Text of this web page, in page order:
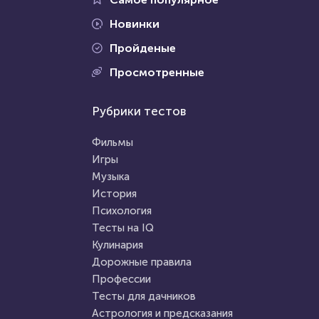
Проходили 15379 раз
вопросов по знаменитым
Пройти тест
17 марта 2021 17733
Тест на умственную
3 января 2021
Рубрики тестов
Фильмы
Игры
Музыка
История
Психология
Тесты на IQ
Кулинария
Дорожные правила
Профессии
Тесты для дачников
Астрология и предсказания
Новинки
Пройденые
Просмотренные